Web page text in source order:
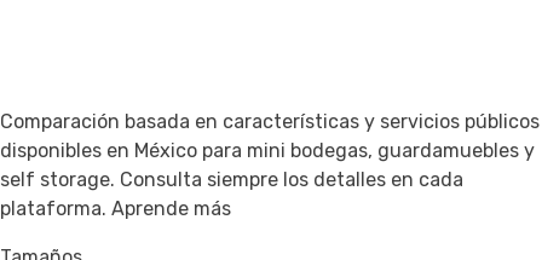
Comparación basada en características y servicios públicos
disponibles en México para mini bodegas, guardamuebles y
self storage. Consulta siempre los detalles en cada
plataforma. Aprende más